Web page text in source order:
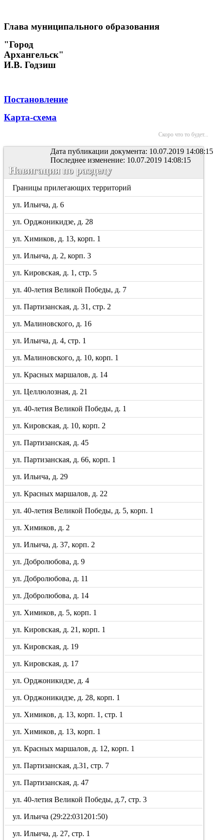
Глава муниципального образования
"Город
Архангельск"
И.В. Годзиш
Постановление
Карта-схема
Скоро что то будет...
Дата публикации документа: 10.07.2019 14:08:15
Последнее изменение: 10.07.2019 14:08:15
Навигация по разделу
Границы прилегающих территорий
ул. Ильича, д. 6
ул. Орджоникидзе, д. 28
ул. Химиков, д. 13, корп. 1
ул. Ильича, д. 2, корп. 3
ул. Кировская, д. 1, стр. 5
ул. 40-летия Великой Победы, д. 7
ул. Партизанская, д. 31, стр. 2
ул. Малиновского, д. 16
ул. Ильича, д. 4, стр. 1
ул. Малиновского, д. 10, корп. 1
ул. Красных маршалов, д. 14
ул. Целлюлозная, д. 21
ул. 40-летия Великой Победы, д. 1
ул. Кировская, д. 10, корп. 2
ул. Партизанская, д. 45
ул. Партизанская, д. 66, корп. 1
ул. Ильича, д. 29
ул. Красных маршалов, д. 22
ул. 40-летия Великой Победы, д. 5, корп. 1
ул. Химиков, д. 2
ул. Ильича, д. 37, корп. 2
ул. Добролюбова, д. 9
ул. Добролюбова, д. 11
ул. Добролюбова, д. 14
ул. Химиков, д. 5, корп. 1
ул. Кировская, д. 21, корп. 1
ул. Кировская, д. 19
ул. Кировская, д. 17
ул. Орджоникидзе, д. 4
ул. Орджоникидзе, д. 28, корп. 1
ул. Химиков, д. 13, корп. 1, стр. 1
ул. Химиков, д. 13, корп. 1
ул. Красных маршалов, д. 12, корп. 1
ул. Партизанская, д.31, стр. 7
ул. Партизанская, д. 47
ул. 40-летия Великой Победы, д.7, стр. 3
ул. Ильича (29:22:031201:50)
ул. Ильича, д. 27, стр. 1